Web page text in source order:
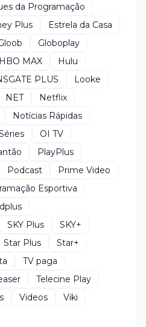
da Programação
Plus
Estrela da Casa
Globoplay
HBO MAX
Hulu
PLUS
Looke
NET
Netflix
Notícias Rápidas
OI TV
PlayPlus
Podcast
Prime Video
Esportiva
SKY Plus
SKY+
Star Plus
Star+
TV paga
Telecine Play
Videos
Viki